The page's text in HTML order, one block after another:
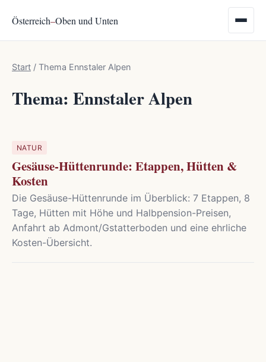
Österreich–Oben und Unten
Start / Thema Ennstaler Alpen
Thema: Ennstaler Alpen
NATUR
Gesäuse-Hüttenrunde: Etappen, Hütten &
Kosten
Die Gesäuse-Hüttenrunde im Überblick: 7 Etappen, 8
Tage, Hütten mit Höhe und Halbpension-Preisen,
Anfahrt ab Admont/Gstatterboden und eine ehrliche
Kosten-Übersicht.